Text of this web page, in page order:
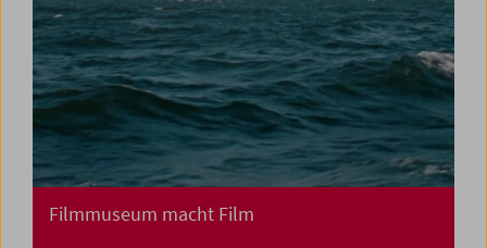
Filmmuseum macht Film